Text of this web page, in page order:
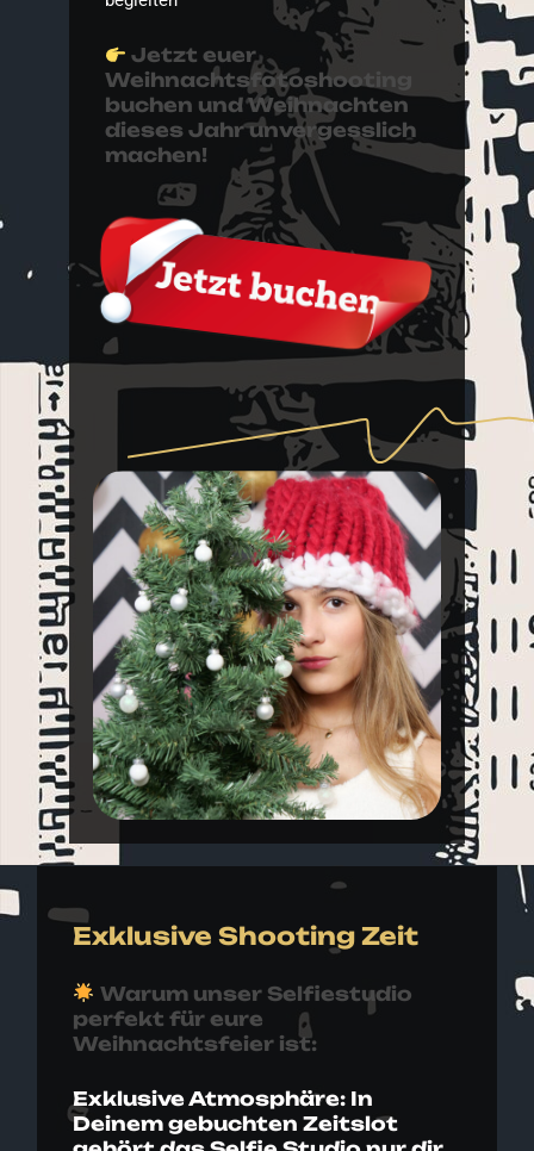
Jetzt euer
Weihnachtsfotoshooting
buchen und Weihnachten
dieses Jahr unvergesslich
machen!
Exklusive Shooting Zeit
Warum unser Selfiestudio
perfekt für eure
Weihnachtsfeier ist:
Exklusive Atmosphäre: In
Deinem gebuchten Zeitslot